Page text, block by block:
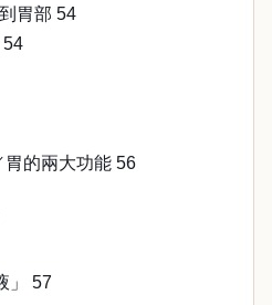
胃部 54
54
的兩大功能 56
」 57